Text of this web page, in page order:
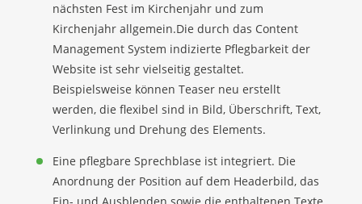
nächsten Fest im Kirchenjahr und zum
Kirchenjahr allgemein.Die durch das Content
Management System indizierte Pflegbarkeit der
Website ist sehr vielseitig gestaltet.
Beispielsweise können Teaser neu erstellt
werden, die flexibel sind in Bild, Überschrift, Text,
Verlinkung und Drehung des Elements.
Eine pflegbare Sprechblase ist integriert. Die
Anordnung der Position auf dem Headerbild, das